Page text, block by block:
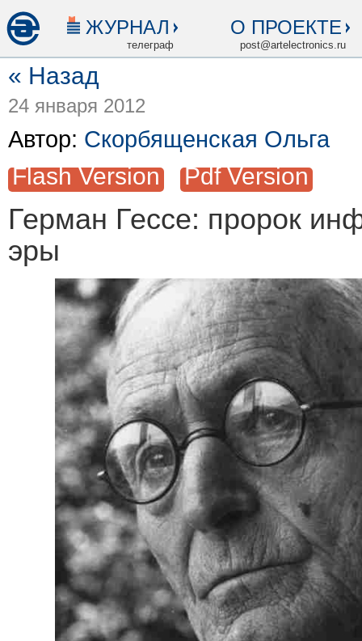
ЖУРНАЛ
телеграф
О ПРОЕКТЕ
post@artelectronics.ru
« Назад
24 января 2012
Автор: Скорбященская Ольга
Flash Version Pdf Version
Герман Гессе: пророк
эры